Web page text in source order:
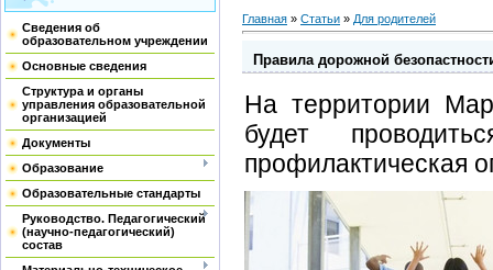
Сведения об
образовательном учреждении
Основные сведения
Структура и органы
управления образовательной
организацией
Документы
Образование
Образовательные стандарты
Руководство. Педагогический
(научно-педагогический)
состав
Главная » Статьи » Для родителей
Правила дорожной
На территории
будет
профилактическая